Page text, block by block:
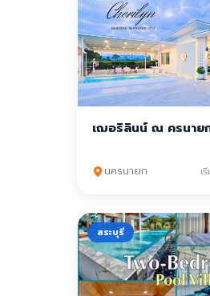
เฌอริลินน์ ณ ครนาย
นครนายก เ
สระบุรี